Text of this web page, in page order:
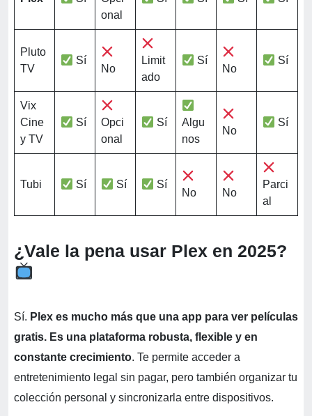
onal
Pluto
TV
Sí
No
Limit
ado
Sí
No
Sí
Vix
Cine
y TV
Sí
Opci
onal
Sí
Algu
nos
No
Sí
Tubi Sí Sí Sí
No No
Parci
al
¿Vale la pena usar Plex en 2025?
Sí. Plex es mucho más que una app para ver películas
gratis. Es una plataforma robusta, flexible y en
constante crecimiento. Te permite acceder a
entretenimiento legal sin pagar, pero también organizar tu
colección personal y sincronizarla entre dispositivos.